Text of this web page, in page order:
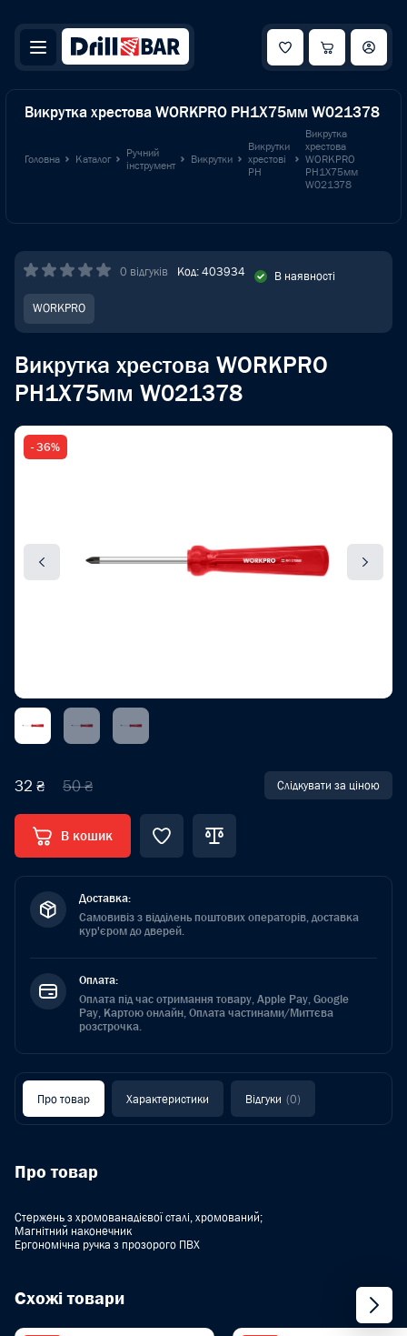
Викрутка хрестова WORKPRO PH1X75мм W021378
Головна Каталог
Ручний
інструмент
Викрутки
Викрутки
хрестові
PH
Викрутка
хрестова
WORKPRO
PH1X75мм
W021378
0 відгуків Код: 403934 В наявності
WORKPRO
Викрутка хрестова WORKPRO
PH1X75мм W021378
- 36%
32 ₴ 50 ₴ Слідкувати за ціною
В кошик
Доставка:
Самовивіз з відділень поштових операторів, доставка
кур'єром до дверей.
Оплата:
Оплата під час отримання товару, Apple Pay, Google
Pay, Картою онлайн, Оплата частинами/Миттєва
розстрочка.
Про товар Характеристики Відгуки (0)
Про товар
Стержень з хромованадієвої сталі, хромований;
Магнітний наконечник
Ергономічна ручка з прозорого ПВХ
Схожі товари